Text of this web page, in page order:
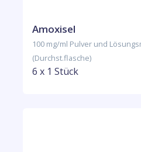
Amoxisel
100 mg/ml Pulver und
(Durchst.flasche)
6 x 1 Stück